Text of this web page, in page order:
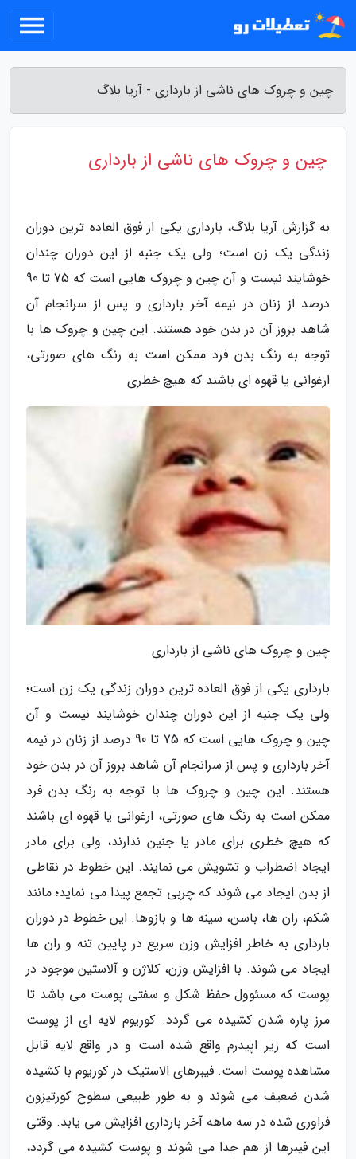
چین و چروک های ناشی از بارداری - آریا بلاگ
چین و چروک های ناشی از بارداری
به گزارش آریا بلاگ، بارداری یکی از فوق العاده ترین دوران
زندگی یک زن است؛ ولی یک جنبه از این دوران چندان
خوشایند نیست و آن چین و چروک هایی است که 75 تا 90
درصد از زنان در نیمه آخر بارداری و پس از سرانجام آن
شاهد بروز آن در بدن خود هستند. این چین و چروک ها با
توجه به رنگ بدن فرد ممکن است به رنگ های صورتی،
ارغوانی یا قهوه ای باشند که هیچ خطری
چین و چروک های ناشی از بارداری
بارداری یکی از فوق العاده ترین دوران زندگی یک زن است؛
ولی یک جنبه از این دوران چندان خوشایند نیست و آن
چین و چروک هایی است که 75 تا 90 درصد از زنان در نیمه
آخر بارداری و پس از سرانجام آن شاهد بروز آن در بدن خود
هستند. این چین و چروک ها با توجه به رنگ بدن فرد
ممکن است به رنگ های صورتی، ارغوانی یا قهوه ای باشند
که هیچ خطری برای مادر یا جنین ندارند، ولی برای مادر
ایجاد اضطراب و تشویش می نمایند. این خطوط در نقاطی
از بدن ایجاد می شوند که چربی تجمع پیدا می نماید؛ مانند
شکم، ران ها، باسن، سینه ها و بازوها. این خطوط در دوران
بارداری به خاطر افزایش وزن سریع در پایین تنه و ران ها
ایجاد می شوند. با افزایش وزن، کلاژن و آلاستین موجود در
پوست که مسئوول حفظ شکل و سفتی پوست می باشد تا
مرز پاره شدن کشیده می گردد. کوریوم لایه ای از پوست
است که زیر اپیدرم واقع شده است و در واقع لایه قابل
مشاهده پوست است. فیبرهای الاستیک در کوریوم با کشیده
شدن ضعیف می شوند و به طور طبیعی سطوح کورتیزون
فراوری شده در سه ماهه آخر بارداری افزایش می یابد. وقتی
این فیبرها از هم جدا می شوند و پوست کشیده می گردد،